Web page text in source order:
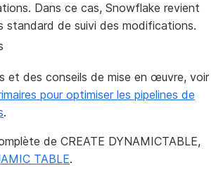
Dans ce cas, Snowflake revient
standard de suivi des modifications.
et des conseils de mise en œuvre, voir
pour optimiser les pipelines de
.
de CREATE DYNAMICTABLE,
TABLE.